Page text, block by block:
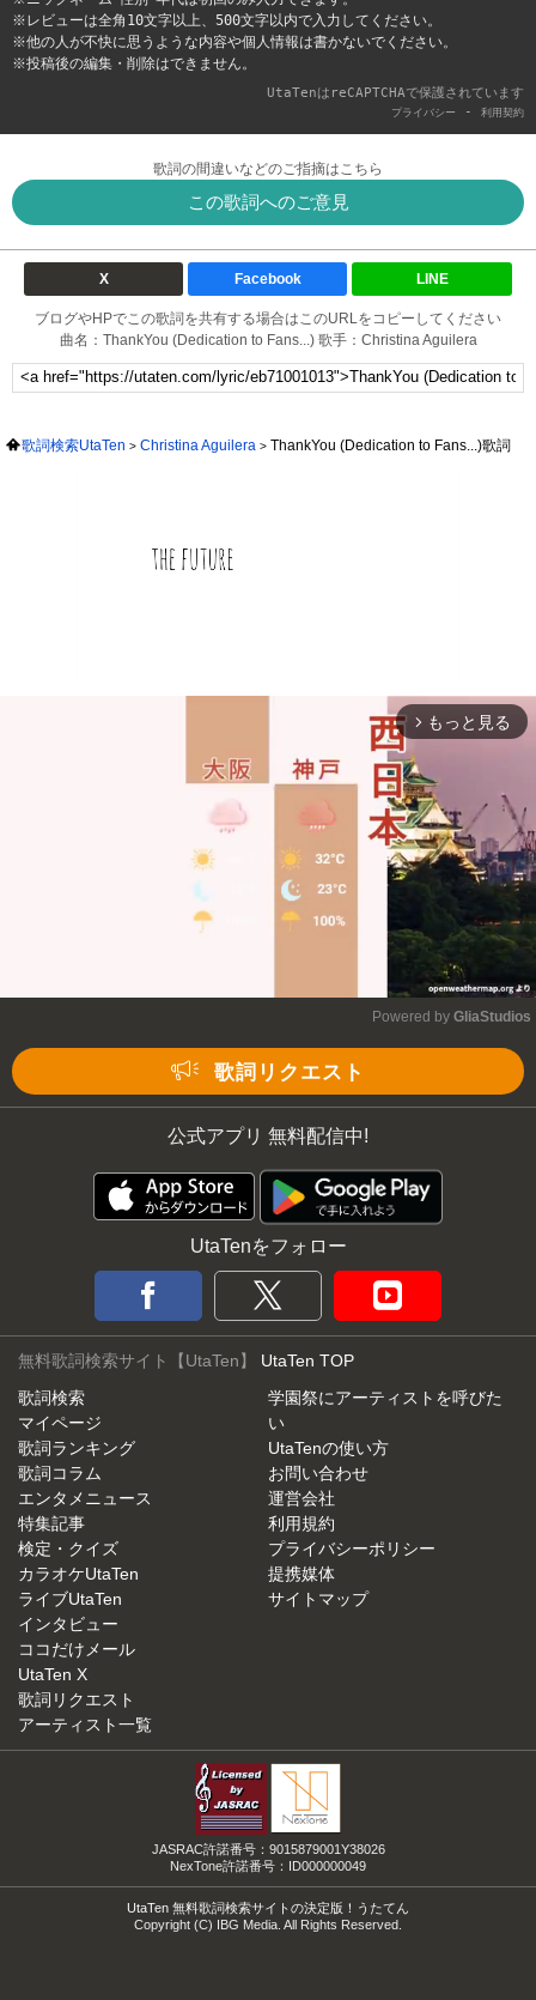
※レビューは全角10文字以上、500文字以内で入力してください。
※他の人が不快に思うような内容や個人情報は書かないでください。
※投稿後の編集・削除はできません。
UtaTenはreCAPTCHAで保護されています
プライバシー - 利用契約
歌詞の間違いなどのご指摘はこちら
この歌詞へのご意見
X Facebook LINE
ブログやHPでこの歌詞を共有する場合はこのURLをコピーしてください
曲名：ThankYou (Dedication to Fans...) 歌手：Christina Aguilera
歌詞検索UtaTen Christina Aguilera ThankYou (Dedication to Fans...)歌詞
arrow_forward_ios もっと見る
Powered by GliaStudios
歌詞リクエスト
公式アプリ 無料配信中!
UtaTenをフォロー
無料歌詞検索サイト【UtaTen】 UtaTen TOP
歌詞検索
マイページ
歌詞ランキング
歌詞コラム
エンタメニュース
特集記事
検定・クイズ
カラオケUtaTen
ライブUtaTen
インタビュー
ココだけメール
UtaTen X
歌詞リクエスト
アーティスト一覧
学園祭にアーティストを呼びた
い
UtaTenの使い方
お問い合わせ
運営会社
利用規約
プライバシーポリシー
提携媒体
サイトマップ
JASRAC許諾番号：9015879001Y38026
NexTone許諾番号：ID000000049
UtaTen 無料歌詞検索サイトの決定版！うたてん
Copyright (C) IBG Media. All Rights Reserved.